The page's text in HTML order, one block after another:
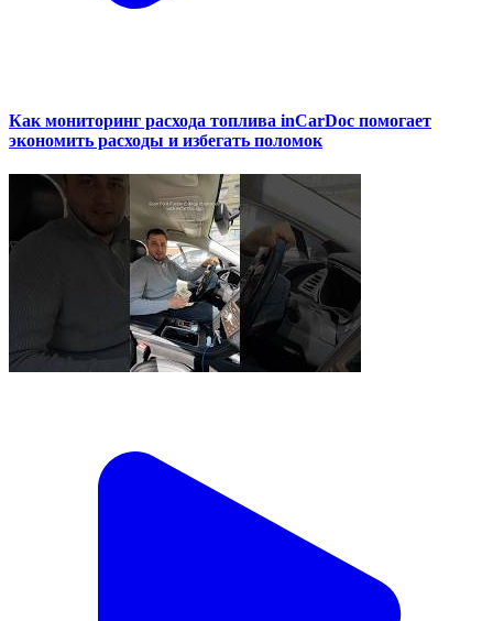
Как мониторинг расхода топлива inCarDoc помогает
экономить расходы и избегать поломок